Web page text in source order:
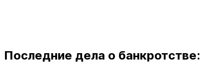
Последние дела о банкротстве: